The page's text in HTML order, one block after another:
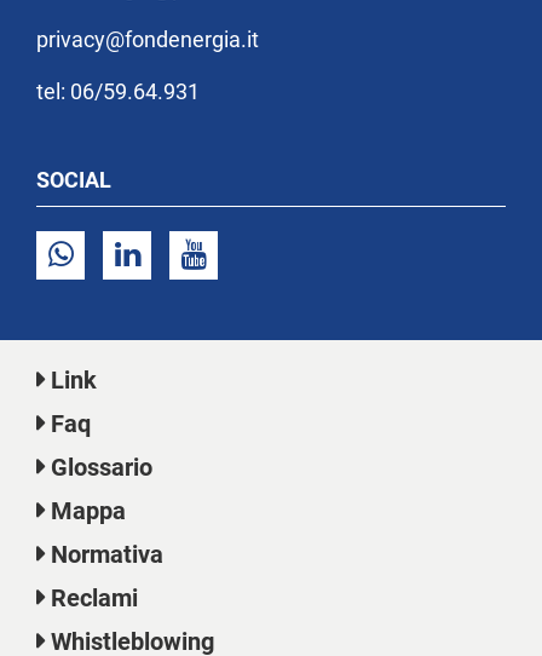
privacy@fondenergia.it
tel: 06/59.64.931
SOCIAL
Link
Faq
Glossario
Mappa
Normativa
Reclami
Whistleblowing